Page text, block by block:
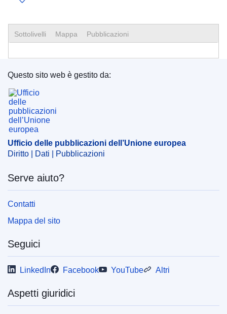
Sottolivelli Mappa Pubblicazioni
Ufficio delle pubblicazioni dell’Unione europea
Questo sito web è gestito da:
Ufficio delle pubblicazioni dell’Unione europea
Diritto | Dati | Pubblicazioni
Serve aiuto?
Contatti
Mappa del sito
Seguici
LinkedIn Facebook YouTube Altri
Aspetti giuridici